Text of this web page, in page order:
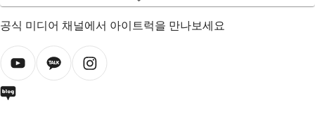
공식 미디어 채널에서 아이트럭을 만나보세요